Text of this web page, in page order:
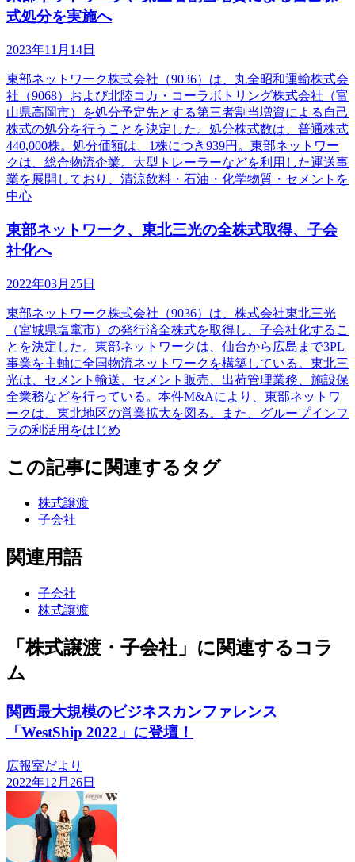
式処分を実施へ
2023年11月14日
東部ネットワーク株式会社（9036）は、丸全昭和運輸株式会
社（9068）および北陸コカ・コーラボトリング株式会社（富
山県高岡市）を処分予定先とする第三者割当増資による自己
株式の処分を行うことを決定した。処分株式数は、普通株式
440,000株。処分価額は、1株につき939円。東部ネットワー
クは、総合物流企業。大型トレーラーなどを利用した運送事
業を展開しており、清涼飲料・石油・化学物質・セメントを
中心
東部ネットワーク、東北三光の全株式取得、子会
社化へ
2022年03月25日
東部ネットワーク株式会社（9036）は、株式会社東北三光
（宮城県塩竃市）の発行済全株式を取得し、子会社化するこ
とを決定した。東部ネットワークは、仙台から広島まで3PL
事業を主軸に全国物流ネットワークを構築している。東北三
光は、セメント輸送、セメント販売、出荷管理業務、施設保
全業務などを行っている。本件M&Aにより、東部ネットワ
ークは、東北地区の営業拡大を図る。また、グループインフ
ラの利活用をはじめ
この記事に関連するタグ
株式譲渡
子会社
関連用語
子会社
株式譲渡
「株式譲渡・子会社」に関連するコラ
ム
関西最大規模のビジネスカンファレンス
「WestShip 2022」に登壇！
広報室だより
2022年12月26日